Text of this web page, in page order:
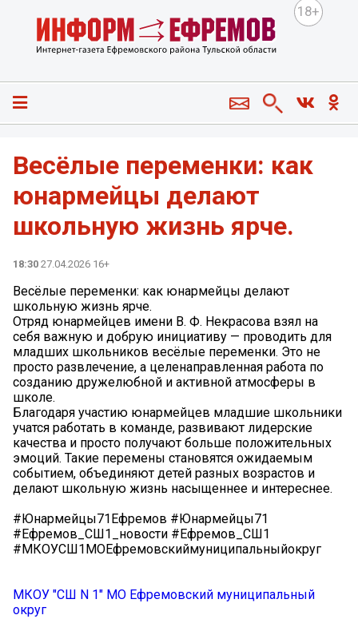
18+
Весёлые переменки: как
юнармейцы делают
школьную жизнь ярче.
18:30 27.04.2026 16+
Весёлые переменки: как юнармейцы делают
школьную жизнь ярче.
Отряд юнармейцев имени В. Ф. Некрасова взял на
себя важную и добрую инициативу — проводить для
младших школьников весёлые переменки. Это не
просто развлечение, а целенаправленная работа по
созданию дружелюбной и активной атмосферы в
школе.
Благодаря участию юнармейцев младшие школьники
учатся работать в команде, развивают лидерские
качества и просто получают больше положительных
эмоций. Такие перемены становятся ожидаемым
событием, объединяют детей разных возрастов и
делают школьную жизнь насыщеннее и интереснее.
#Юнармейцы71Ефремов #Юнармейцы71
#Ефремов_СШ1_новости #Ефремов_СШ1
#МКОУСШ1МОЕфремовскиймуниципальныйокруг
МКОУ "СШ N 1" МО Ефремовский муниципальный
округ